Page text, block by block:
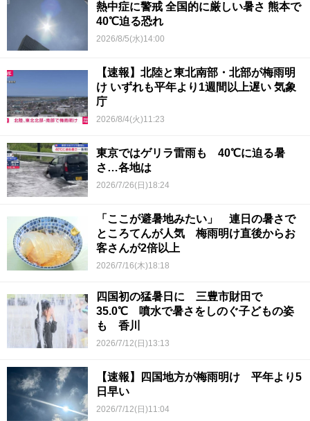
熱中症に警戒 全国的に厳しい暑さ 熊本で
40℃迫る恐れ
2026/8/5(水)14:00
【速報】北陸と東北南部・北部が梅雨明
け いずれも平年より1週間以上遅い 気象
庁
2026/8/4(火)11:23
東京ではゲリラ雷雨も 40℃に迫る暑
さ…各地は
2026/7/26(日)18:24
「ここが避暑地みたい」 連日の暑さで
ところてんが人気 梅雨明け直後からお
客さんが2倍以上
2026/7/16(木)18:18
四国初の猛暑日に 三豊市財田で
35.0℃ 噴水で暑さをしのぐ子どもの姿
も 香川
2026/7/12(日)13:13
【速報】四国地方が梅雨明け 平年より5
日早い
2026/7/12(日)11:04